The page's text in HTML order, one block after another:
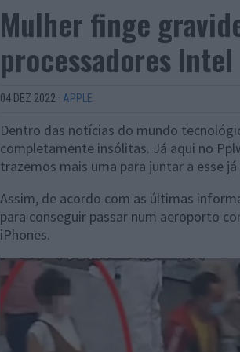
Mulher finge
processadores
04 DEZ 2022 · APPLE
Dentro das notícias do mundo
completamente insólitas. Já aqui no
trazemos mais uma para juntar a esse
Assim, de acordo com as últimas
para conseguir passar num aeroporto
iPhones.